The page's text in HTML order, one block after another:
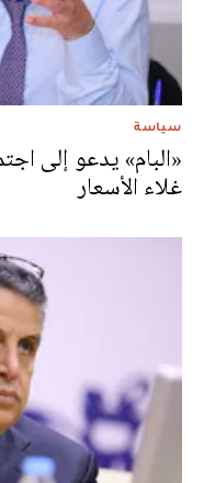
سياسة
«البام» يدعو إلى
غلاء الأسعار